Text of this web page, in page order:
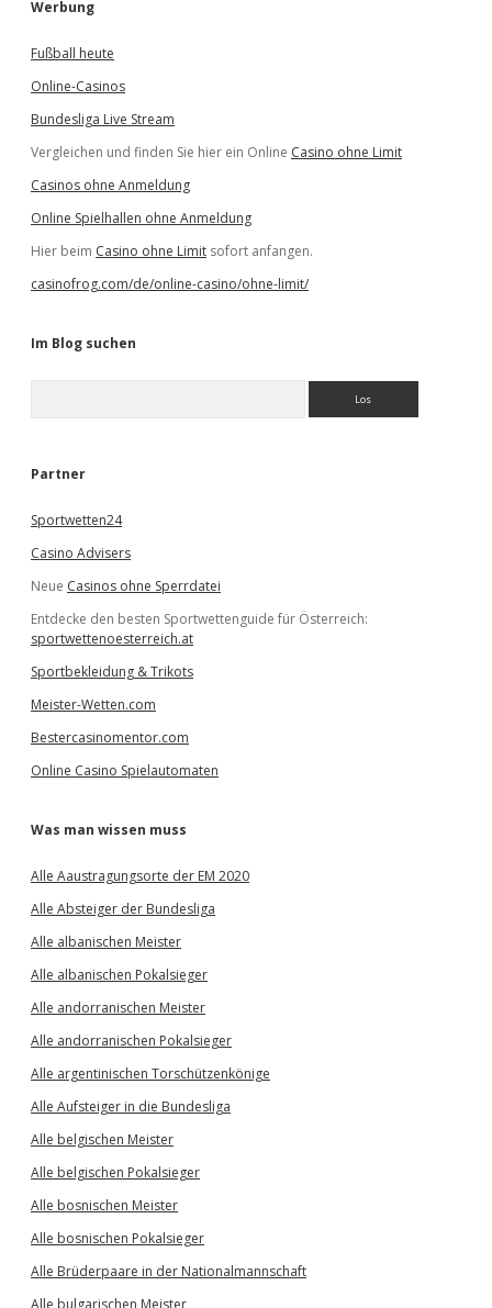
Werbung
Fußball heute
Online-Casinos
Bundesliga Live Stream
Vergleichen und finden Sie hier ein Online Casino ohne Limit
Casinos ohne Anmeldung
Online Spielhallen ohne Anmeldung
Hier beim Casino ohne Limit sofort anfangen.
casinofrog.com/de/online-casino/ohne-limit/
Im Blog suchen
e
Partner
Sportwetten24
Casino Advisers
Neue Casinos ohne Sperrdatei
Entdecke den besten Sportwettenguide für Österreich:
sportwettenoesterreich.at
Sportbekleidung & Trikots
Meister-Wetten.com
Bestercasinomentor.com
Online Casino Spielautomaten
Was man wissen muss
Alle Aaustragungsorte der EM 2020
Alle Absteiger der Bundesliga
Alle albanischen Meister
Alle albanischen Pokalsieger
Alle andorranischen Meister
Alle andorranischen Pokalsieger
Alle argentinischen Torschützenkönige
Alle Aufsteiger in die Bundesliga
Alle belgischen Meister
Alle belgischen Pokalsieger
Alle bosnischen Meister
Alle bosnischen Pokalsieger
Alle Brüderpaare in der Nationalmannschaft
Alle bulgarischen Meister